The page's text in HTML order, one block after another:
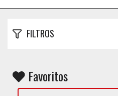
FILTROS
Favoritos